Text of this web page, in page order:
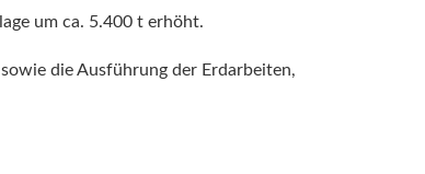
um ca. 5.400 t erhöht.
die Ausführung der Erdarbeiten,